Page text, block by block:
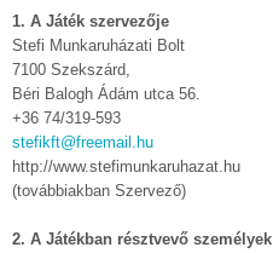
1. A Játék szervezője
Stefi Munkaruházati Bolt
7100 Szekszárd,
Béri Balogh Ádám utca 56.
+36 74/319-593
stefikft@freemail.hu
http://www.stefimunkaruhazat.hu
(továbbiakban Szervező)
2. A Játékban résztvevő személyek